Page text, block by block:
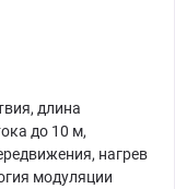
длина
до 10 м,
нагрев
модуляции